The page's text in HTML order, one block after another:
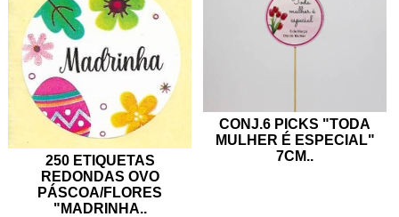
250 ETIQUETAS
REDONDAS OVO
PÁSCOA/FLORES
"MADRINHA..
CONJ.6 PICKS "TODA
MULHER É ESPECIAL"
7CM..